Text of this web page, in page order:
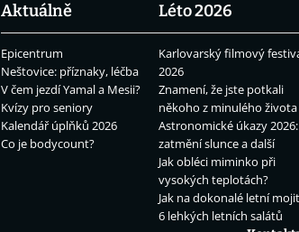
Aktuálně
Epicentrum
Neštovice: příznaky, léčba
V čem jezdí Yamal a Mesii?
Kvízy pro seniory
Kalendář úplňků 2026
Co je bodycount?
Léto 2026
Karlovarský filmový
2026
Znamení, že jste potkali
někoho z minulého života
Astronomické úkazy 2026:
zatmění slunce a další
Jak obléci miminko při
vysokých teplotách?
Jak na dokonalé letní
6 lehkých letních salátů